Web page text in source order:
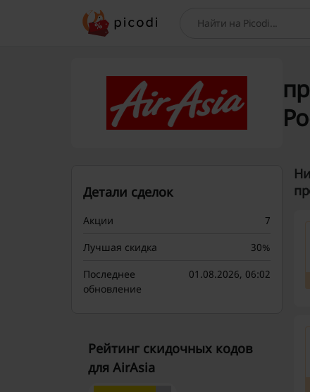
Поиск
Детали сделок
Акции
7
Лучшая скидка
30%
Последнее
обновление
01.08.2026, 06:02
Рейтинг скидочных кодов
для AirAsia